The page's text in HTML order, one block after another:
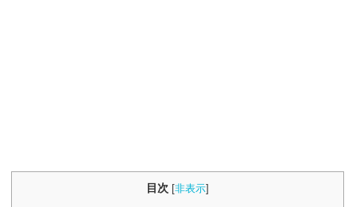
目次 [非表示]